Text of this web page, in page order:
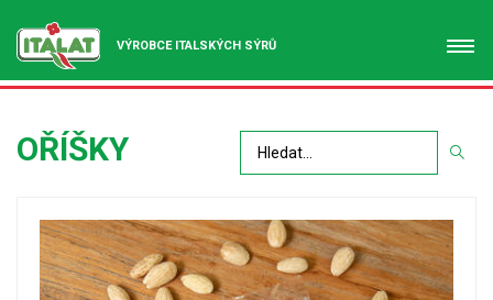
VÝROBCE ITALSKÝCH SÝRŮ
OŘÍŠKY